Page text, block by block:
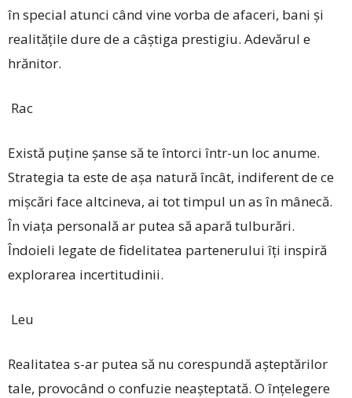
în special atunci când vine vorba de afaceri, bani și
realitățile dure de a câștiga prestigiu. Adevărul e
hrănitor.
Rac
Există puține șanse să te întorci într-un loc anume.
Strategia ta este de așa natură încât, indiferent de ce
mișcări face altcineva, ai tot timpul un as în mânecă.
În viața personală ar putea să apară tulburări.
Îndoieli legate de fidelitatea partenerului îți inspiră
explorarea incertitudinii.
Leu
Realitatea s-ar putea să nu corespundă așteptă­rilor
tale, provocând o confuzie neașteptată. O înțelegere